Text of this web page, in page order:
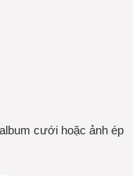
cưới hoặc ảnh ép